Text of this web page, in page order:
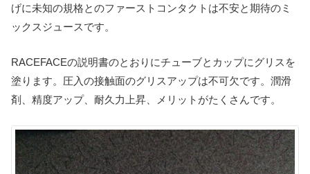
げに未知の規格とのファーストコンタクトは不安と期待のミ
ックスジュースです。
RACEFACEの説明書のとおりにチューブとカップにグリスを
塗ります。圧入の接触面のグリスアップは不可欠です。潤滑
剤、精度アップ、耐久力上昇、メリットがたくさんです。